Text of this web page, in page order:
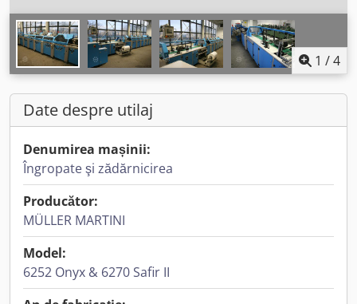
1 /4
Date despre utilaj
Denumirea mașinii:
Îngropate şi zădărnicirea
Producător:
MÜLLER MARTINI
Model:
6252 Onyx & 6270 Safir II